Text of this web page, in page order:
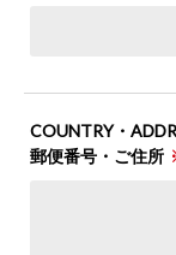
COUNTRY・
郵便番号・ご住所